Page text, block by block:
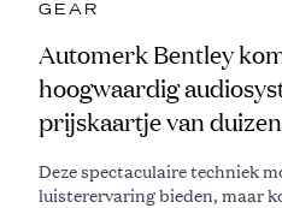
GEAR
Automerk Bentley
hoogwaardig
prijskaartje van
Deze spectaculaire techniek
luisterervaring bieden, maar